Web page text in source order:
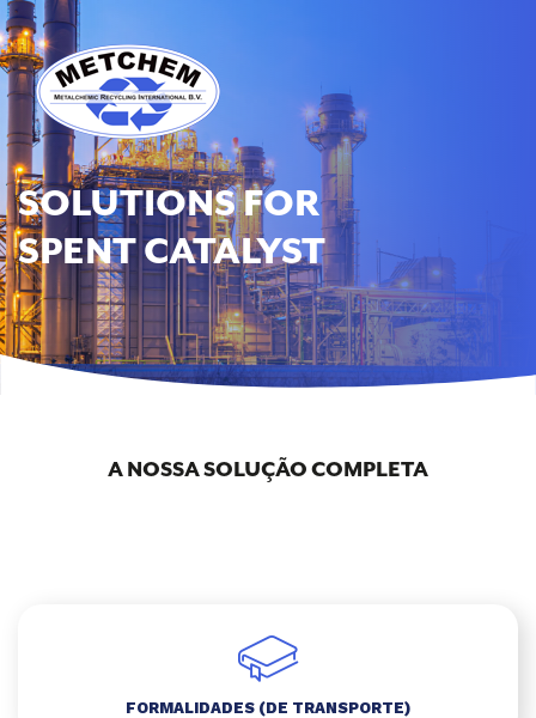
SOLUTIONS FOR
SPENT CATALYST
A NOSSA SOLUÇÃO COMPLETA
FORMALIDADES (DE TRANSPORTE)